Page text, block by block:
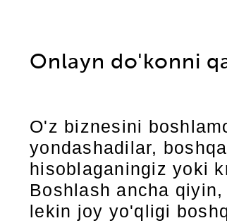
Onlayn do'konni
O'z biznesini
yondashadilar,
hisoblaganingiz yoki
Boshlash ancha
lekin joy yo'qligi